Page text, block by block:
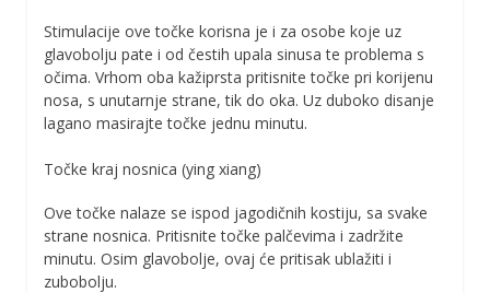
Stimulacije ove točke korisna je i za osobe koje uz
glavobolju pate i od čestih upala sinusa te problema s
očima. Vrhom oba kažiprsta pritisnite točke pri korijenu
nosa, s unutarnje strane, tik do oka. Uz duboko disanje
lagano masirajte točke jednu minutu.
Točke kraj nosnica (ying xiang)
Ove točke nalaze se ispod jagodičnih kostiju, sa svake
strane nosnica. Pritisnite točke palčevima i zadržite
minutu. Osim glavobolje, ovaj će pritisak ublažiti i
zubobolju.